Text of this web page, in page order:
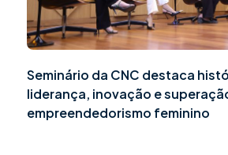
Seminário da CNC destaca
liderança, inovação e
empreendedorismo feminino